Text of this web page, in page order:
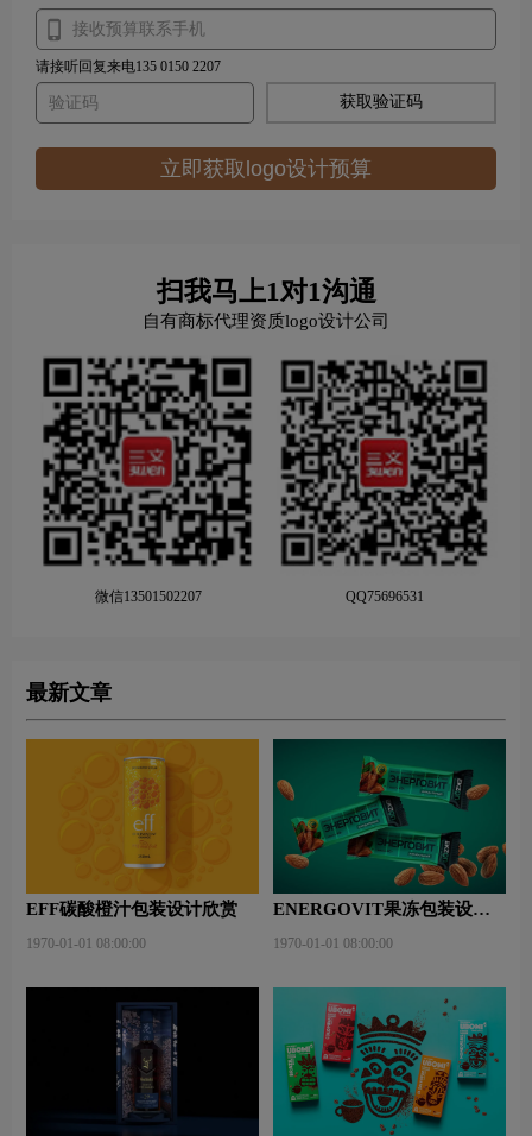
请接听回复来电135 0150 2207
获取验证码
立即获取logo设计预算
扫我马上1对1沟通
自有商标代理资质logo设计公司
微信13501502207 QQ75696531
最新文章
EFF碳酸橙汁包装设计欣赏
1970-01-01 08:00:00
ENERGOVIT果冻包装设计
1970-01-01 08:00:00